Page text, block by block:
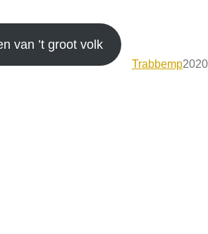
van ’t groot volk
Trabbemp